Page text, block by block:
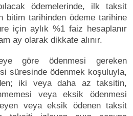
ödemelerinde, ilk taksit
bitim tarihinden ödeme tarihine
için aylık %1 faiz hesaplanır
ay olarak dikkate alınır.
göre ödenmesi gereken
süresinde ödenmek koşuluyla,
iki veya daha az taksitin,
veya eksik ödenmesi
veya eksik ödenen taksit